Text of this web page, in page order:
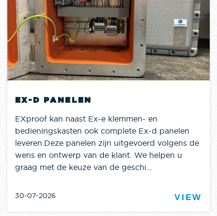
EX-D PANELEN
EXproof kan naast Ex-e klemmen- en
bedieningskasten ook complete Ex-d panelen
leveren.Deze panelen zijn uitgevoerd volgens de
wens en ontwerp van de klant. We helpen u
graag met de keuze van de geschi...
30-07-2026 VIEW